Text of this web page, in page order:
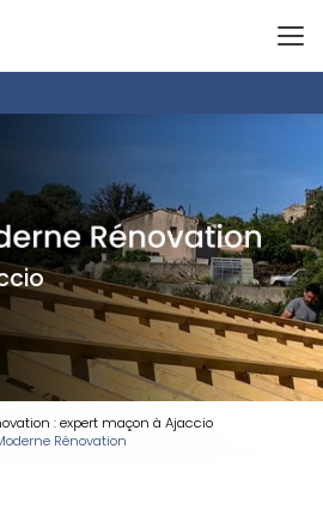
: expert maçon à Ajaccio
Rénovation